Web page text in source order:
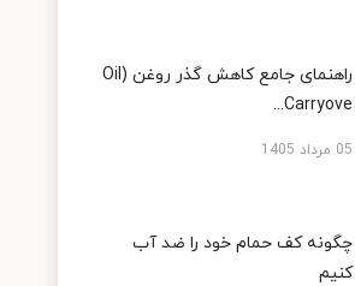
راهنمای جامع کاهش گذر روغن (Oil
Carryove...
05 مرداد 1405
چگونه کف حمام خود را ضد آب
کنیم